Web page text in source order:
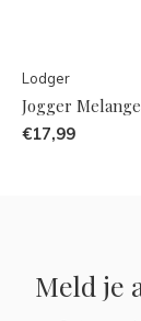
Lodger
Jogger
€17,99
Meld je